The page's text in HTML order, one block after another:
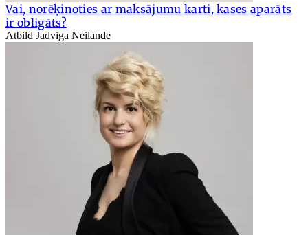
Vai, norēķinoties ar maksājumu karti, kases aparāts
ir obligāts?
Atbild Jadviga Neilande